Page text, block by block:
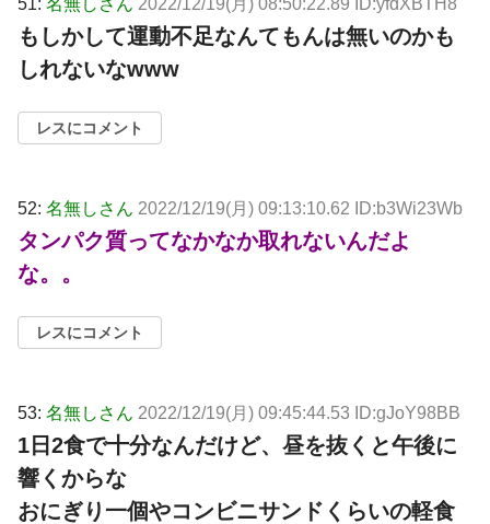
51: 名無しさん 2022/12/19(月) 08:50:22.89 ID:yfdXBTH8
もしかして運動不足なんてもんは無いのかも
しれないなwww
レスにコメント
52: 名無しさん 2022/12/19(月) 09:13:10.62 ID:b3Wi23Wb
タンパク質ってなかなか取れないんだよ
な。。
レスにコメント
53: 名無しさん 2022/12/19(月) 09:45:44.53 ID:gJoY98BB
1日2食で十分なんだけど、昼を抜くと午後に
響くからな
おにぎり一個やコンビニサンドくらいの軽食